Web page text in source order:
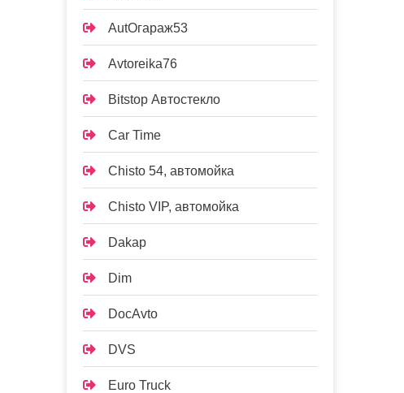
AutOгараж53
Avtoreika76
Bitstop Автостекло
Car Time
Chisto 54, автомойка
Chisto VIP, автомойка
Dakap
Dim
DocAvto
DVS
Euro Truck